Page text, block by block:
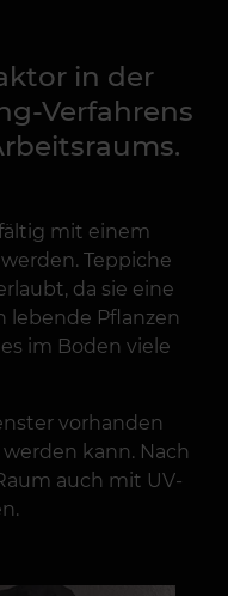
in der
Verfahrens
mit einem
Teppiche
da sie eine
lebende Pflanzen
im Boden viele
vorhanden
kann. Nach
auch mit UV-